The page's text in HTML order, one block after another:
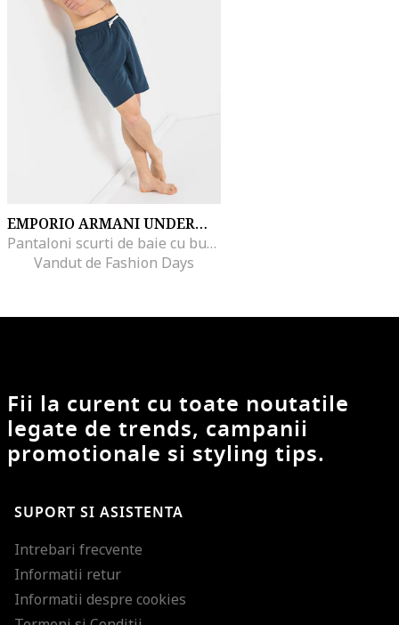
EMPORIO ARMANI UNDERWEAR
Pantaloni scurti de baie cu buzunare laterale, Bleumarin
Vandut de Fashion Days
Fii la curent cu toate noutatile
legate de trends, campanii
promotionale si styling tips.
SUPORT SI ASISTENTA
Intrebari frecvente
Informatii retur
Informatii despre cookies